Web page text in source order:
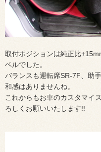
取付ポジションは純正比
ベルでした。
バランスも運転席SR-7F、助
和感はありませんね。
これからもお車のカスタマイ
ろしくお願いいたします!!